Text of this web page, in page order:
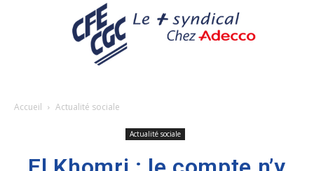
Accueil Actualité sociale
Actualité sociale